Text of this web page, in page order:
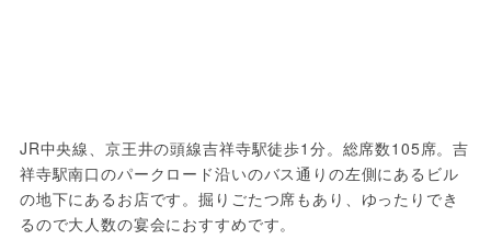
JR中央線、京王井の頭線吉祥寺駅徒歩1分。総席数105席。吉
祥寺駅南口のパークロード沿いのバス通りの左側にあるビル
の地下にあるお店です。掘りごたつ席もあり、ゆったりでき
るので大人数の宴会におすすめです。